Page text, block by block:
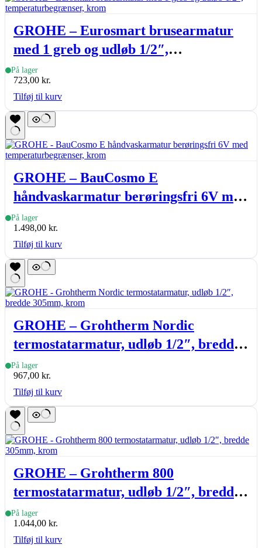
GROHE – Eurosmart brusearmatur
med 1 greb og udløb 1/2″,
temperaturbegrænser, krom
På lager
723,00 kr.
Tilføj til kurv
GROHE – BauCosmo E
håndvaskarmatur berøringsfri 6V med
temperaturbegrænser, krom
På lager
1.498,00 kr.
Tilføj til kurv
GROHE – Grohtherm Nordic
termostatarmatur, udløb 1/2″, bredde
305mm, krom
På lager
967,00 kr.
Tilføj til kurv
GROHE – Grohtherm 800
termostatarmatur, udløb 1/2″, bredde
305mm, krom
På lager
1.044,00 kr.
Tilføj til kurv